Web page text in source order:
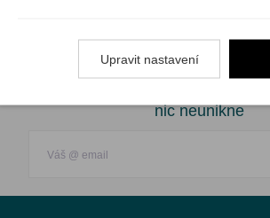
nic neunikne
Upravit nastavení